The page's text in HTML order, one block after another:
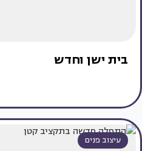
בית ישן וחדש
עיצוב פנים